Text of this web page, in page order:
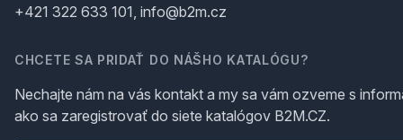
+421 322 633 101, info@b2m.cz
CHCETE SA PRIDAŤ DO NÁŠHO KATALÓGU?
Nechajte nám na vás kontakt a my sa vám ozveme s
ako sa zaregistrovať do siete katalógov B2M.CZ.